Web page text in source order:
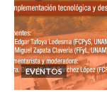
EVENTOS